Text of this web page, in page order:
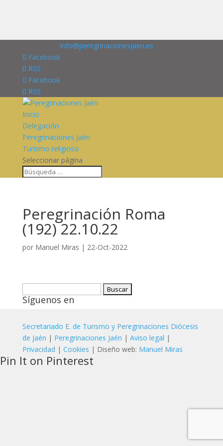
info@peregrinacionesjaen.es
Facebook
RSS
Facebook
RSS
Inicio
Delegación
Peregrinaciones Jaén
Turismo religioso
Seleccionar página
Peregrinación Roma
(192) 22.10.22
por Manuel Miras | 22-Oct-2022
Síguenos en
Secretariado E. de Turismo y Peregrinaciones Diócesis
de Jaén | Peregrinaciones Jaén | Aviso legal |
Privacidad | Cookies | Diseño web: Manuel Miras
Pin It on Pinterest